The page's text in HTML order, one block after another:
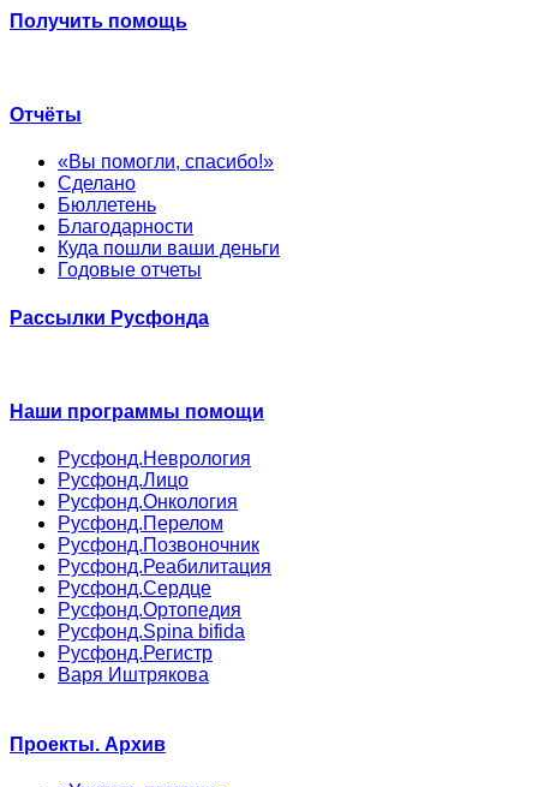
Получить помощь
Отчёты
«Вы помогли, спасибо!»
Сделано
Бюллетень
Благодарности
Куда пошли ваши деньги
Годовые отчеты
Рассылки Русфонда
Наши программы помощи
Русфонд.Неврология
Русфонд.Лицо
Русфонд.Онкология
Русфонд.Перелом
Русфонд.Позвоночник
Русфонд.Реабилитация
Русфонд.Сердце
Русфонд.Ортопедия
Русфонд.Spina bifida
Русфонд.Регистр
Варя Иштрякова
Проекты. Архив